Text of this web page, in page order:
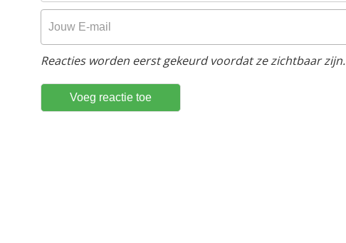
Reacties worden eerst gekeurd voordat ze zichtbaar zijn.